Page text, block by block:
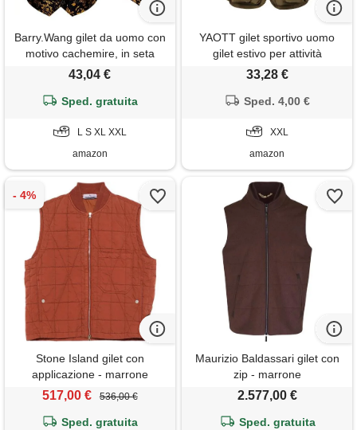
Barry.Wang gilet da uomo con
motivo cachemire, in seta
jacquard, con scollo a v,
matrimonio, smoking, ballo di
43,04 €
Sped. gratuita
L S XL XXL
amazon
YAOTT gilet sportivo uomo
gilet estivo per attività
all'aperto, leggero traspirante
multitasche, giacca senza
smanicato da lavoro per
fotografia caccia viaggio
33,28 €
Sped. 4,00 €
XXL
amazon
Stone Island gilet con
applicazione - marrone
517,00 € 536,00 €
Sped. gratuita
Maurizio Baldassari gilet con
zip - marrone
2.577,00 €
Sped. gratuita